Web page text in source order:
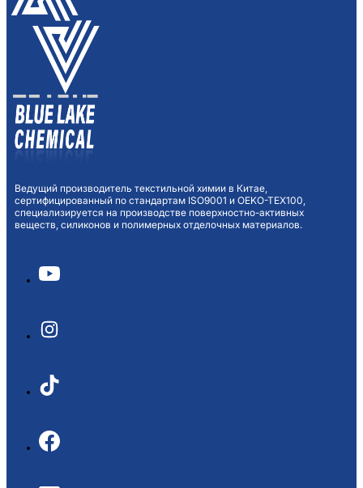
Ведущий производитель текстильной химии в Китае,
сертифицированный по стандартам ISO9001 и OEKO-TEX100,
специализируется на производстве поверхностно-активных
веществ, силиконов и полимерных отделочных материалов.